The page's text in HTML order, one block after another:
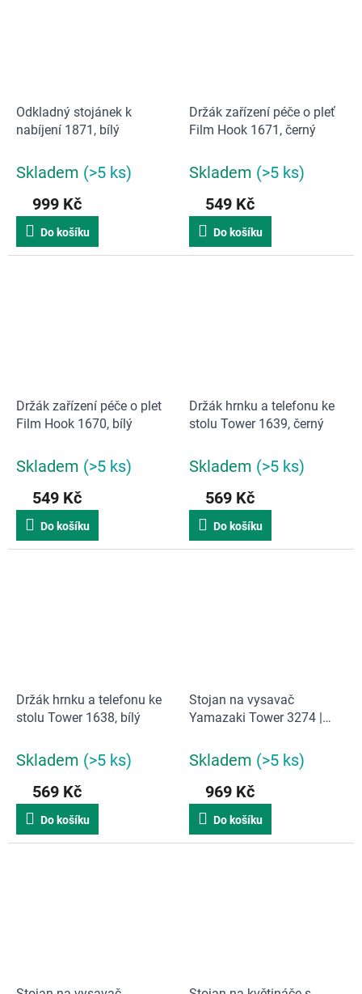
Odkladný stojánek k
nabíjení 1871, bílý
Skladem (>5 ks)
999 Kč
Do košíku
Držák zařízení péče o pleť
Film Hook 1671, černý
Skladem (>5 ks)
549 Kč
Do košíku
Držák zařízení péče o plet
Film Hook 1670, bílý
Skladem (>5 ks)
549 Kč
Do košíku
Držák hrnku a telefonu ke
stolu Tower 1639, černý
Skladem (>5 ks)
569 Kč
Do košíku
Držák hrnku a telefonu ke
stolu Tower 1638, bílý
Skladem (>5 ks)
569 Kč
Do košíku
Stojan na vysavač
Yamazaki Tower 3274 |
Skladem (>5 ks)
969 Kč
Do košíku